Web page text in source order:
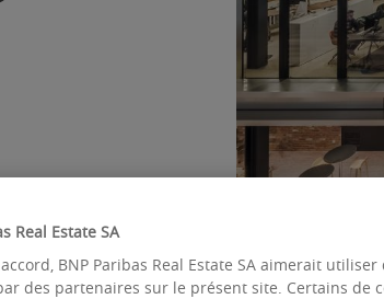
Real Estate SA
BNP Paribas Real Estate SA aimerait
des partenaires sur le présent site. Certains de